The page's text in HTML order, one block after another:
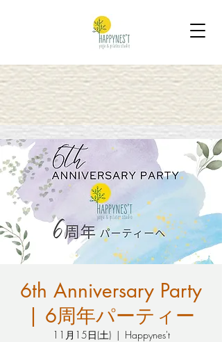
6th Anniversary Party
| 6周年パーティー
11月15日(土)
  |
Happynes't